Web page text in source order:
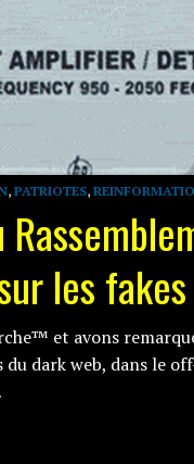
, PATRIOTES,
les
et avons
du dark web, dans le